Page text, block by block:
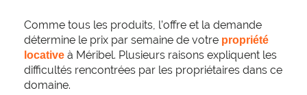
Comme tous les produits, l’offre et la demande
détermine le prix par semaine de votre propriété
locative à Méribel. Plusieurs raisons expliquent les
difficultés rencontrées par les propriétaires dans ce
domaine.